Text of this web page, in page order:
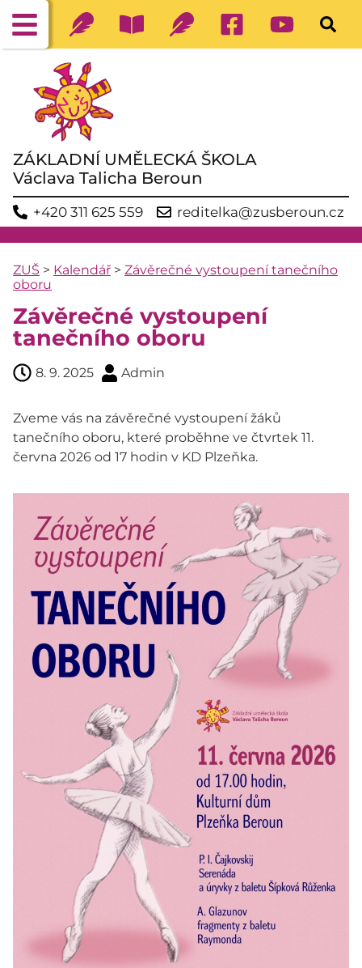
ZÁKLADNÍ UMĚLECKÁ ŠKOLA
Václava Talicha Beroun
+420 311 625 559 reditelka@zusberoun.cz
ZUŠ > Kalendář > Závěrečné vystoupení tanečního
oboru
Závěrečné vystoupení
tanečního oboru
8. 9. 2025 Admin
Zveme vás na závěrečné vystoupení žáků
tanečního oboru, které proběhne ve čtvrtek 11.
června 2026 od 17 hodin v KD Plzeňka.